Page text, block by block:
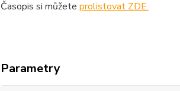
Časopis si můžete prolistovat ZDE.
Parametry